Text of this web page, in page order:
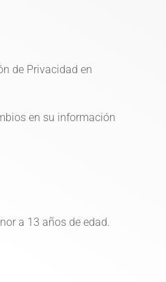
de Privacidad en
en su información
a 13 años de edad.